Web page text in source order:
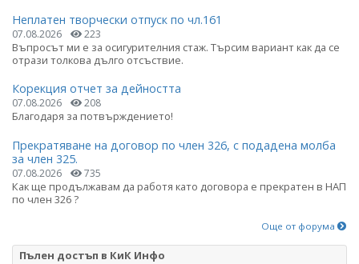
Неплатен творчески отпуск по чл.161
07.08.2026 223
Въпросът ми е за осигурителния стаж. Търсим вариант как да се
отрази толкова дълго отсъствие.
Корекция отчет за дейността
07.08.2026 208
Благодаря за потвърждението!
Прекратяване на договор по член 326, с подадена молба
за член 325.
07.08.2026 735
Как ще продължавам да работя като договора е прекратен в НАП
по член 326 ?
Още от форума
Пълен достъп в КиК Инфо